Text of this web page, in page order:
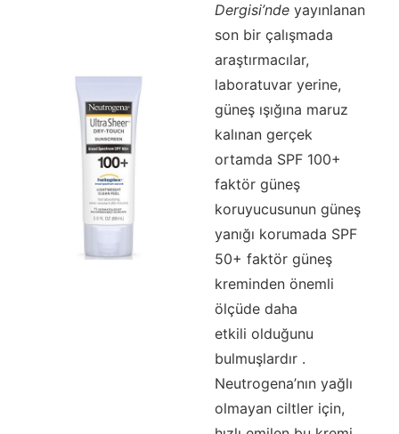
Dergisi’ndeyayınlanan
son bir çalışmada
araştırmacılar,
laboratuvar yerine,
güneş ışığına maruz
kalınan gerçek
ortamda SPF 100+
faktör güneş
koruyucusunun güneş
yanığı korumada SPF
50+ faktör güneş
kreminden önemli
ölçüde daha
etkili olduğunu
bulmuşlardır .
Neutrogena’nın yağlı
olmayan ciltler için,